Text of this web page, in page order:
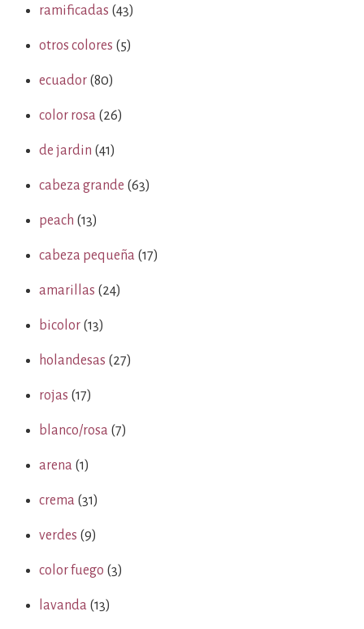
ramificadas (43)
otros colores (5)
ecuador (80)
color rosa (26)
de jardin (41)
cabeza grande (63)
peach (13)
cabeza pequeña (17)
amarillas (24)
bicolor (13)
holandesas (27)
rojas (17)
blanco/rosa (7)
arena (1)
crema (31)
verdes (9)
color fuego (3)
lavanda (13)